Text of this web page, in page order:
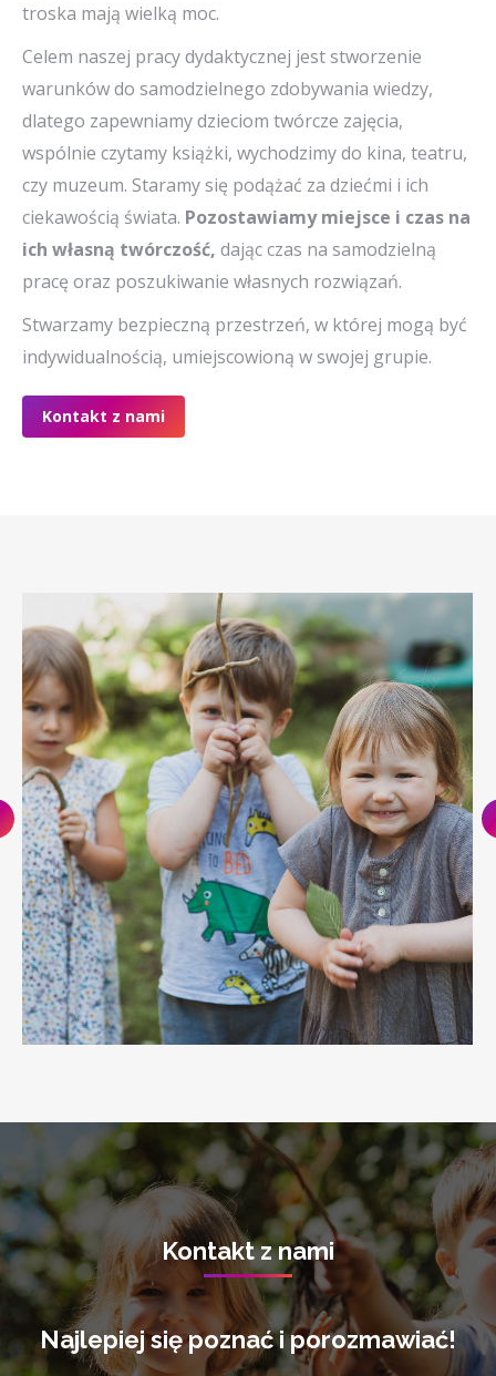
troska mają wielką moc.
Celem naszej pracy dydaktycznej jest stworzenie
warunków do samodzielnego zdobywania wiedzy,
dlatego zapewniamy dzieciom twórcze zajęcia,
wspólnie czytamy książki, wychodzimy do kina, teatru,
czy muzeum. Staramy się podążać za dziećmi i ich
ciekawością świata. Pozostawiamy miejsce i czas na
ich własną twórczość, dając czas na samodzielną
pracę oraz poszukiwanie własnych rozwiązań.
Stwarzamy bezpieczną przestrzeń, w której mogą być
indywidualnością, umiejscowioną w swojej grupie.
Kontakt z nami
Kontakt z nami
Najlepiej się poznać i porozmawiać!